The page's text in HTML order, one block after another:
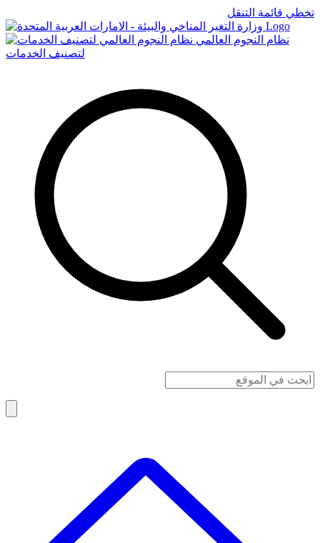
تخطي قائمة التنقل
Logo
نظام النجوم العالمي
لتصنيف الخدمات